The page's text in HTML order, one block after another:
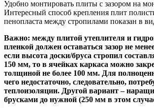
Удобно монтировать плиты с зазором на
Интересный способ крепления плит
пенопласта между стропилами показан в
Важно: между плитой утеплителя и
пленкой должен оставаться зазор не
если высота доски/бруса стропил
150 мм, то в ячейках каркаса можно
толщиной не более 100 мм. Для
чего недостаточно, следовательно,
теплоизоляции. Другой вариант –
брусками до нужной (250 мм в этом